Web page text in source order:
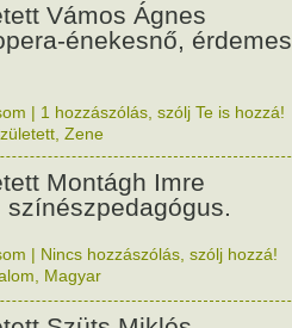
Vámos Ágnes
énekesnő, érdemes
| 1 hozzászólás, szólj Te is hozzá!
Zene
Montágh Imre
színészpedagógus.
| Nincs hozzászólás, szólj hozzá!
Magyar